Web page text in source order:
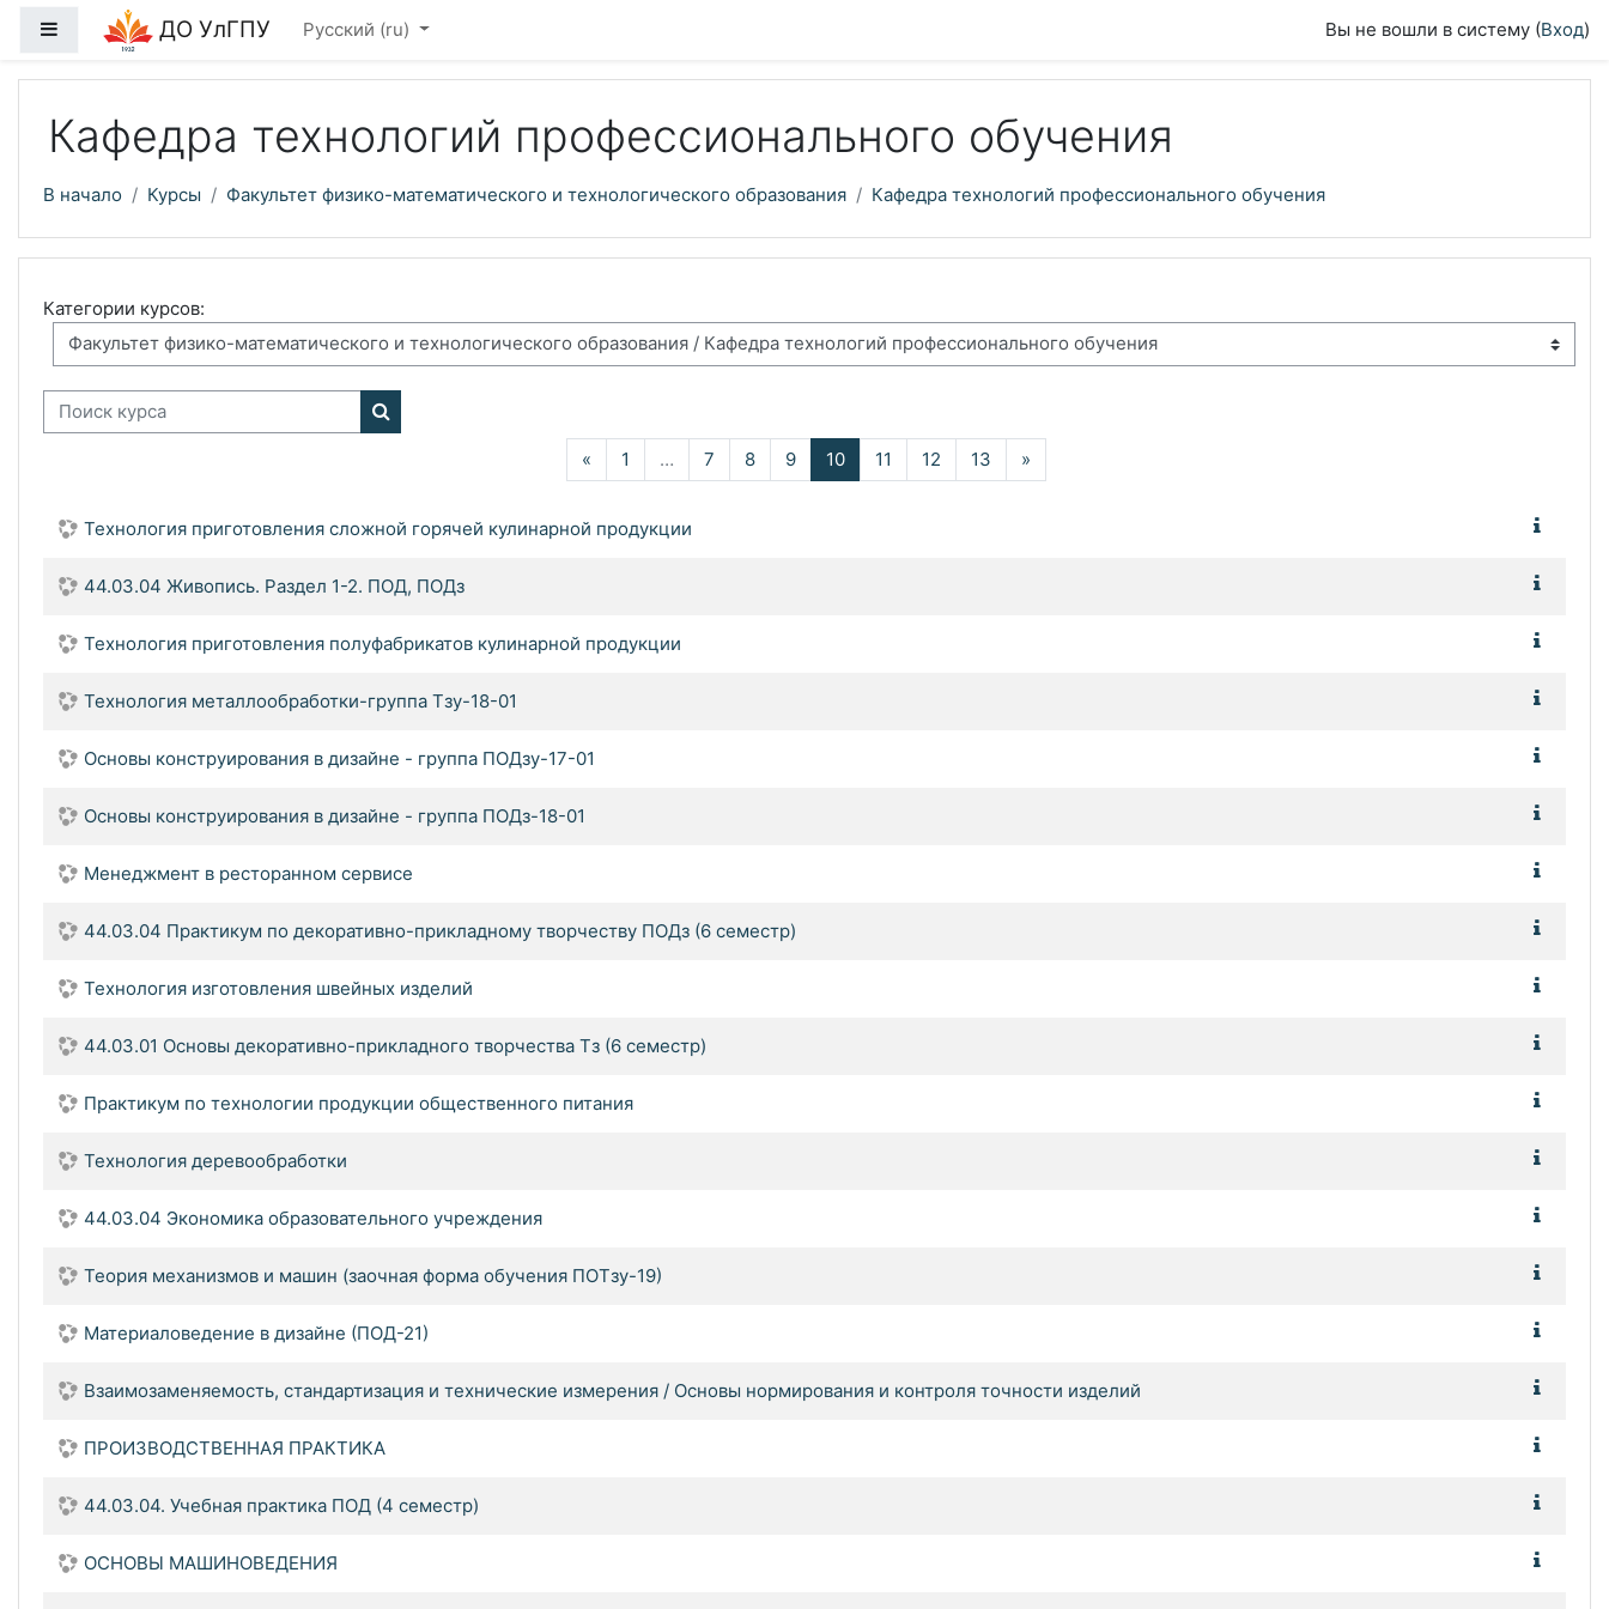
Перейти к основному содержанию
Боковая панельДО УлГПУ Русский ‎(ru)‎ Вы не вошли в систему (Вход)
Кафедра технологий профессионального обучения
В начало Курсы Факультет физико-математического и технологического образования Кафедра технологий профессионального обучения
Категории курсов:
Поиск курса
Поиск курса
« Назад
1 … 7 8 9 10(текущая)
11 12 13 »
Технология приготовления сложной горячей кулинарной продукции
44.03.04 Живопись. Раздел 1-2. ПОД, ПОДз
Технология приготовления полуфабрикатов кулинарной продукции
Технология металлообработки-группа Тзу-18-01
Основы конструирования в дизайне - группа ПОДзу-17-01
Основы конструирования в дизайне - группа ПОДз-18-01
Менеджмент в ресторанном сервисе
44.03.04 Практикум по декоративно-прикладному творчеству ПОДз (6 семестр)
Технология изготовления швейных изделий
44.03.01 Основы декоративно-прикладного творчества Тз (6 семестр)
Практикум по технологии продукции общественного питания
Технология деревообработки
44.03.04 Экономика образовательного учреждения
Теория механизмов и машин (заочная форма обучения ПОТзу-19)
Материаловедение в дизайне (ПОД-21)
Взаимозаменяемость, стандартизация и технические измерения / Основы нормирования и контроля точности изделий
ПРОИЗВОДСТВЕННАЯ ПРАКТИКА
44.03.04. Учебная практика ПОД (4 cеместр)
ОСНОВЫ МАШИНОВЕДЕНИЯ